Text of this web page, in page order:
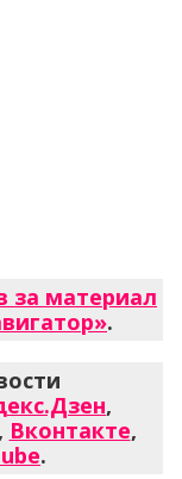
за материал
.
,
Вконтакте,
.